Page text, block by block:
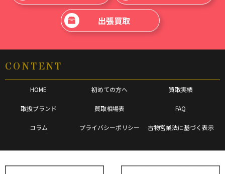
出張買取
CONTENT
HOME 初めての方へ 買取実績
取扱ブランド 買取相場表 FAQ
コラム プライバシーポリシー 古物営業法に基づく表示